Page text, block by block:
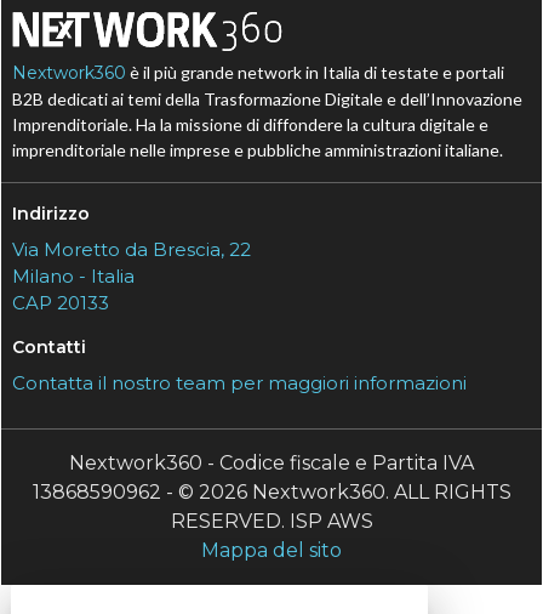
Nextwork360 è il più grande network in Italia di testate e portali
B2B dedicati ai temi della Trasformazione Digitale e dell’Innovazione
Imprenditoriale. Ha la missione di diffondere la cultura digitale e
imprenditoriale nelle imprese e pubbliche amministrazioni italiane.
Indirizzo
Via Moretto da Brescia, 22
Milano - Italia
CAP 20133
Contatti
Contatta il nostro team per maggiori informazioni
Nextwork360 - Codice fiscale e Partita IVA
13868590962 - © 2026 Nextwork360. ALL RIGHTS
RESERVED. ISP AWS
Mappa del sito